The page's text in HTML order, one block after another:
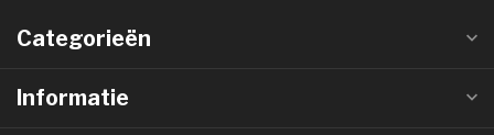
Categorieën
Informatie